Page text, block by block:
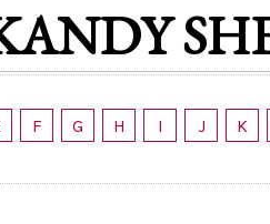
F G H I J K